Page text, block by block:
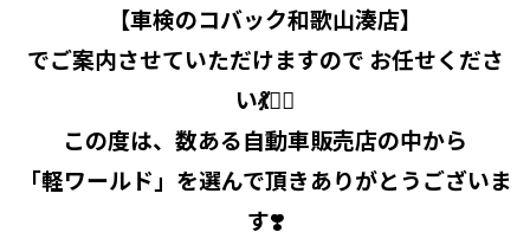
【車検のコバック和歌山湊店】
でご案内させていただけますので お任せくださ
い💃🧞‍♂️
この度は、数ある自動車販売店の中から
「軽ワールド」を選んで頂きありがとうございま
す❣️